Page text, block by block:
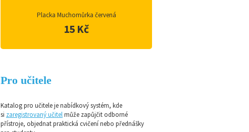
Placka Muchomůrka červená
15 Kč
Pro učitele
Katalog pro učitele je nabídkový systém, kde
si zaregistrovaný učitelmůže zapůjčit odborné
přístroje, objednat praktická cvičení nebo přednášky